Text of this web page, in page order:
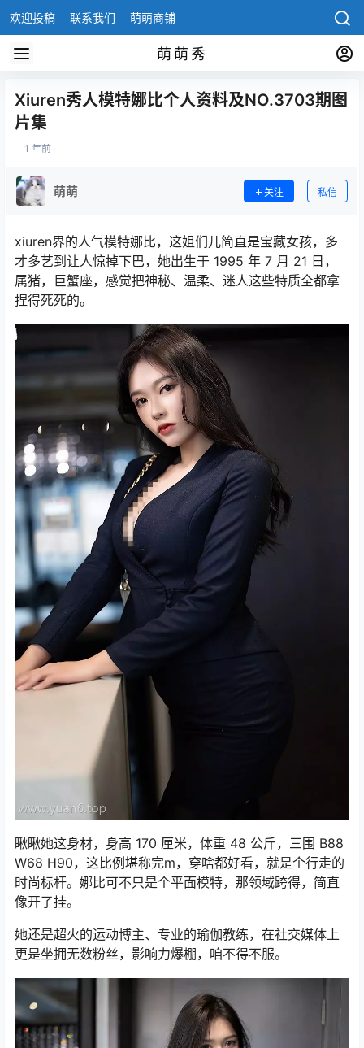
欢迎投稿 联系我们 萌萌商铺
萌萌秀
Xiuren秀人模特娜比个人资料及NO.3703期图
片集
1 年前
萌萌 关注 私信
xiuren界的人气模特娜比，这姐们儿简直是宝藏女孩，多
才多艺到让人惊掉下巴，她出生于 1995 年 7 月 21 日，
属猪，巨蟹座，感觉把神秘、温柔、迷人这些特质全都拿
捏得死死的。
瞅瞅她这身材，身高 170 厘米，体重 48 公斤，三围 B88
W68 H90，这比例堪称完m，穿啥都好看，就是个行走的
时尚标杆。娜比可不只是个平面模特，那领域跨得，简直
像开了挂。
她还是超火的运动博主、专业的瑜伽教练，在社交媒体上
更是坐拥无数粉丝，影响力爆棚，咱不得不服。